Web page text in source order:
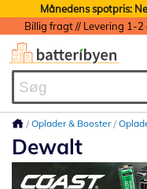
Månedens spotpris:
Oplader & Booster
Dewalt